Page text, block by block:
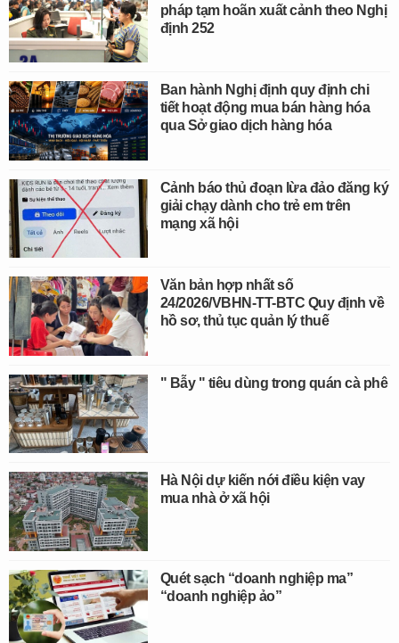
pháp tạm hoãn xuất cảnh theo Nghị
định 252
Ban hành Nghị định quy định chi
tiết hoạt động mua bán hàng hóa
qua Sở giao dịch hàng hóa
Cảnh báo thủ đoạn lừa đảo đăng ký
giải chạy dành cho trẻ em trên
mạng xã hội
Văn bản hợp nhất số
24/2026/VBHN-TT-BTC Quy định về
hồ sơ, thủ tục quản lý thuế
" Bẫy " tiêu dùng trong quán cà phê
Hà Nội dự kiến nới điều kiện vay
mua nhà ở xã hội
Quét sạch “doanh nghiệp ma”
“doanh nghiệp ảo”